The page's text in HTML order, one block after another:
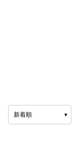
新着順 ▼